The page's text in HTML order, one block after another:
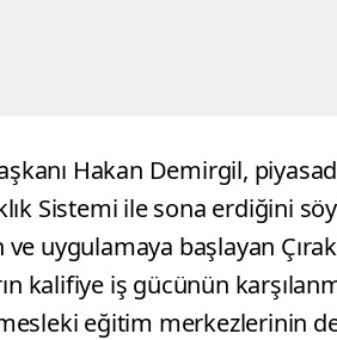
Hakan Demirgil,
Sistemi ile sona erdiğini
uygulamaya başlayan
kalifiye iş gücünün
eğitim merkezlerinin de